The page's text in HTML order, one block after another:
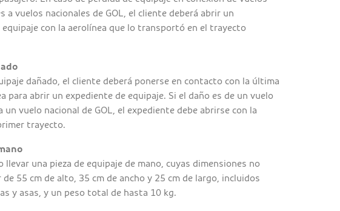
a vuelos nacionales de GOL, el cliente deberá abrir un
equipaje con la aerolínea que lo transportó en el trayecto
dañado, el cliente deberá ponerse en contacto con la última
para abrir un expediente de equipaje. Si el daño es de un vuelo
un vuelo nacional de GOL, el expediente debe abrirse con la
trayecto.
llevar una pieza de equipaje de mano, cuyas dimensiones no
de 55 cm de alto, 35 cm de ancho y 25 cm de largo, incluidos
y asas, y un peso total de hasta 10 kg.